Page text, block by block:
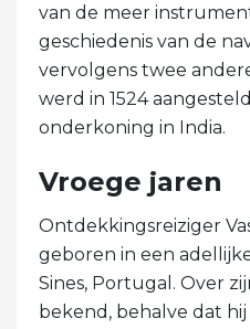
van de meer
geschiedenis van de
vervolgens twee
werd in 1524
onderkoning in India.
Vroege jaren
Ontdekkingsreiziger
geboren in een
Sines, Portugal. Over
bekend, behalve dat